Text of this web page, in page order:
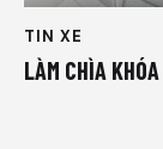
TIN XE
LÀM CHÌA